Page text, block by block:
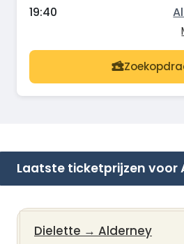
19:40
Laatste ticketprijzen voor
Dielette → Alderney